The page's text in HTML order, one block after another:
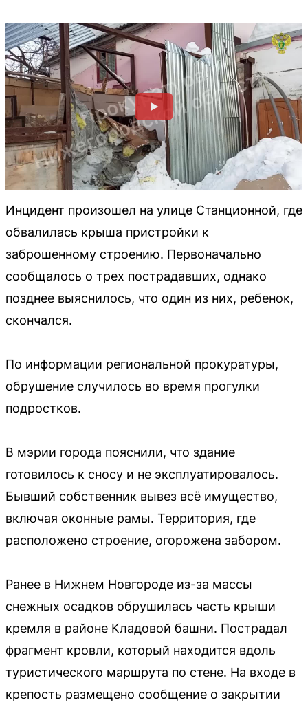
Инцидент произошел на улице Станционной, где
обвалилась крыша пристройки к
заброшенному строению. Первоначально
сообщалось о трех пострадавших, однако
позднее выяснилось, что один из них, ребенок,
скончался.
По информации региональной прокуратуры,
обрушение случилось во время прогулки
подростков.
В мэрии города пояснили, что здание
готовилось к сносу и не эксплуатировалось.
Бывший собственник вывез всё имущество,
включая оконные рамы. Территория, где
расположено строение, огорожена забором.
Ранее в Нижнем Новгороде из-за массы
снежных осадков обрушилась часть крыши
кремля в районе Кладовой башни. Пострадал
фрагмент кровли, который находится вдоль
туристического маршрута по стене. На входе в
крепость размещено сообщение о закрытии